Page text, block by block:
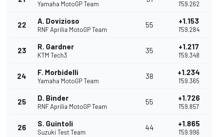
Yamaha MotoGP Team 1'59.262
22 A. Dovizioso
RNF Aprilia MotoGP Team
55 +1.153
1'59.284
23 R. Gardner
KTM Tech3
35 +1.217
1'59.348
24 F. Morbidelli
Yamaha MotoGP Team
38 +1.234
1'59.365
25 D. Binder
RNF Aprilia MotoGP Team
55 +1.726
1'59.857
26 S. Guintoli
Suzuki Test Team
44 +1.865
1'59.996